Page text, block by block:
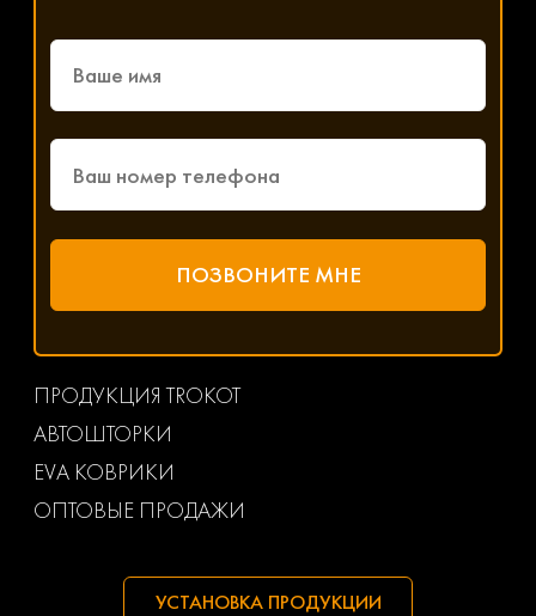
ПРОДУКЦИЯ TROKOT
АВТОШТОРКИ
EVA КОВРИКИ
ОПТОВЫЕ ПРОДАЖИ
УСТАНОВКА ПРОДУКЦИИ